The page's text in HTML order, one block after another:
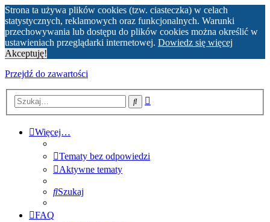
Strona ta używa plików cookies (tzw. ciasteczka) w celach
statystycznych, reklamowych oraz funkcjonalnych. Warunki
przechowywania lub dostępu do plików cookies można określić w
ustawieniach przeglądarki internetowej. Dowiedz się więcej
Akceptuję!
Przejdź do zawartości
Szukaj
Więcej…
Tematy bez odpowiedzi
Aktywne tematy
Szukaj
FAQ